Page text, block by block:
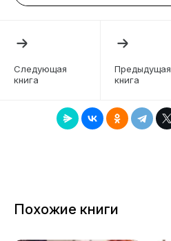
4
7
12
Следующая
книга
Предыдущая
книга
Похожие книги